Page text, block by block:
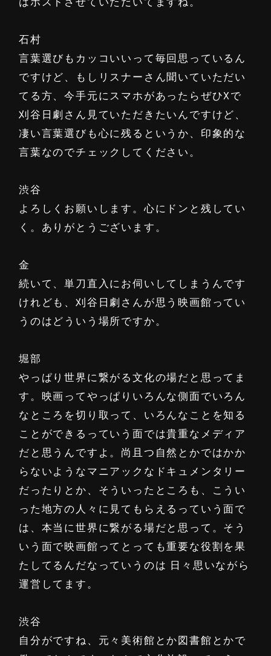
石村
言葉選びもカッコいいって毎回思っているん
ですけど、もしリスナーさん聞いていただい
てる方、今手元にスマホがあったらぜひXで
刈谷日劇さん見ていただきたいんですけど、
凄い言葉選びも心に残るというか、印象的な
言葉なのでチェックしてください。
渋谷
よろしくお願いします。心にドンと残してい
く。ありがとうございます。
金
続いて、単刀直入にお伺いしてしまうんです
けれども、刈谷日劇さんが思う映画館ってい
うのはどういう場所ですか。
堀部
やっぱり世界に繋がる文化の場だと思ってま
す。映画ってやっぱりいろんな側面でいろん
なところを切り取って、いろんなことを知る
ことができるっていう面では貴重なメディア
だと思うんですよ。尚且つ自然とかではかか
らないようなマニアックなドキュメンタリー
だったりとか、そういったところも、こうい
った地方の人々に見てもらえるっていう面で
は、本当に世界に繋がる場だと思って。そう
いう面で映画館ってとっても重要な役割を果
たしてるんだなっていうのは 日々思いながら
運営してます。
渋谷
自分がですね、元々美術館とか図書館とかで